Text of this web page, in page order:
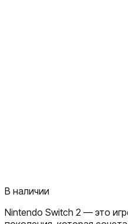
В наличии
Nintendo Switch 2 — это